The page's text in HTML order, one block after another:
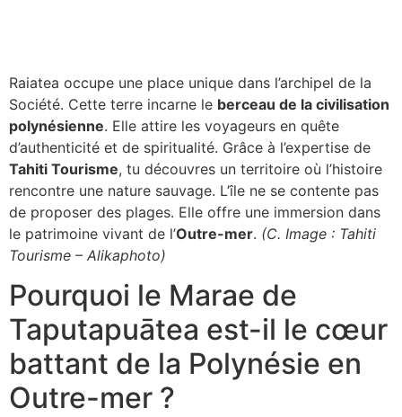
Raiatea occupe une place unique dans l’archipel de la
Société. Cette terre incarne le berceau de la civilisation
polynésienne. Elle attire les voyageurs en quête
d’authenticité et de spiritualité. Grâce à l’expertise de
Tahiti Tourisme, tu découvres un territoire où l’histoire
rencontre une nature sauvage. L’île ne se contente pas
de proposer des plages. Elle offre une immersion dans
le patrimoine vivant de l’Outre-mer. (C. Image : Tahiti
Tourisme – Alikaphoto)
Pourquoi le Marae de
Taputapuātea est-il le cœur
battant de la Polynésie en
Outre-mer ?